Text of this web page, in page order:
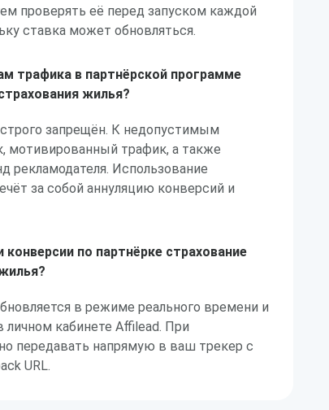
проверять её перед запуском каждой
ставка может обновляться.
трафика в партнёрской программе
жилья?
запрещён. К недопустимым
мотивированный трафик, а также
рекламодателя. Использование
за собой аннуляцию конверсий и
по партнёрке страхование
в режиме реального времени и
кабинете Affilead. При
передавать напрямую в ваш трекер с
URL.